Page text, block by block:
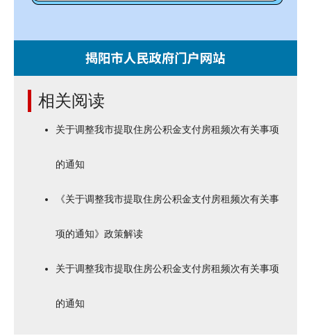
相关阅读
关于调整我市提取住房公积金支付房租频次有关事项
的通知
《关于调整我市提取住房公积金支付房租频次有关事
项的通知》政策解读
关于调整我市提取住房公积金支付房租频次有关事项
的通知